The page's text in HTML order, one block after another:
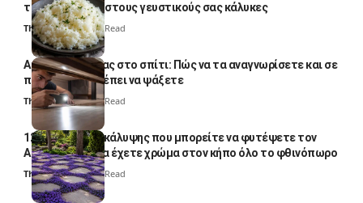
το απογειώσει στους γευστικούς σας κάλυκες
Thali Ombre4 Min Read
Αυγά κατσαρίδας στο σπίτι: Πώς να τα αναγνωρίσετε και σε
ποια σημεία πρέπει να ψάξετε
Thali Ombre4 Min Read
12 φυτά εδαφοκάλυψης που μπορείτε να φυτέψετε τον
Αύγουστο για να έχετε χρώμα στον κήπο όλο το φθινόπωρο
Thali Ombre7 Min Read